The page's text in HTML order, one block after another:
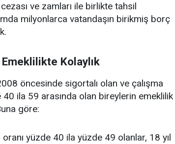
ve zamları ile birlikte tahsil
milyonlarca vatandaşın birikmiş borç
Kolaylık
öncesinde sigortalı olan ve çalışma
40 ila 59 arasında olan bireylerin emeklilik
göre:
oranı yüzde 40 ila yüzde 49 olanlar, 18 yıl